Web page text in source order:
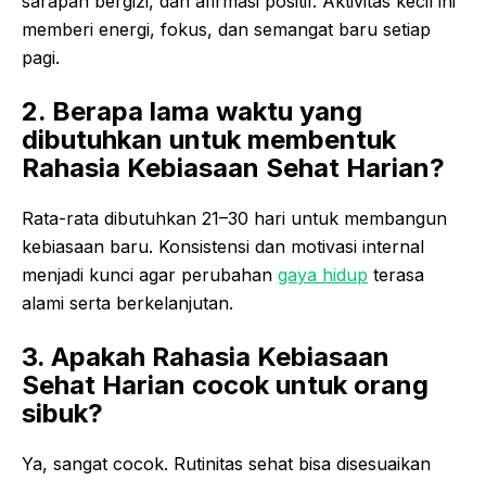
memberi energi, fokus, dan semangat baru setiap
pagi.
2. Berapa lama waktu yang
dibutuhkan untuk membentuk
Rahasia Kebiasaan Sehat Harian?
Rata-rata dibutuhkan 21–30 hari untuk membangun
kebiasaan baru. Konsistensi dan motivasi internal
menjadi kunci agar perubahan gaya hidup terasa
alami serta berkelanjutan.
3. Apakah Rahasia Kebiasaan
Sehat Harian cocok untuk orang
sibuk?
Ya, sangat cocok. Rutinitas sehat bisa disesuaikan